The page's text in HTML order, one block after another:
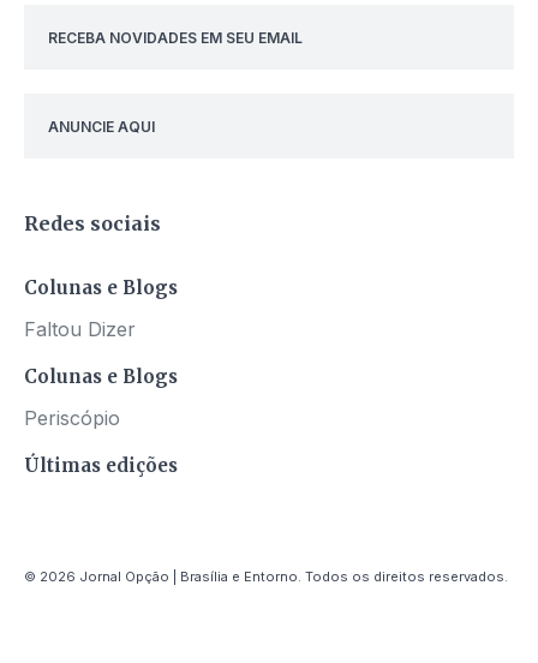
RECEBA NOVIDADES EM SEU EMAIL
ANUNCIE AQUI
Redes sociais
Colunas e Blogs
Faltou Dizer
Colunas e Blogs
Periscópio
Últimas edições
© 2026 Jornal Opção | Brasília e Entorno. Todos os direitos reservados.